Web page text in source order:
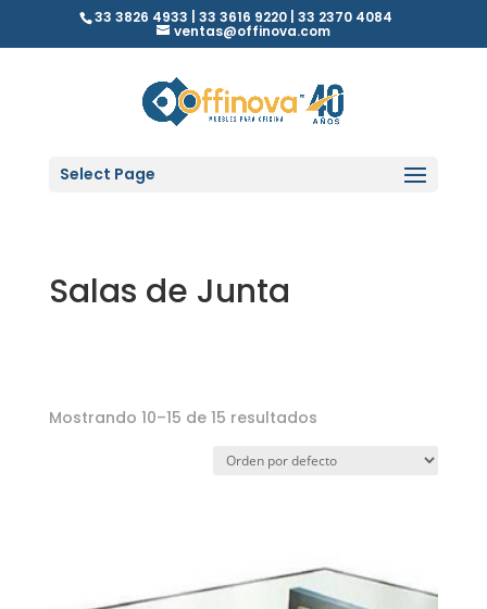
33 3826 4933 | 33 3616 9220 | 33 2370 4084
ventas@offinova.com
Select Page
Salas de Junta
Mostrando 10–15 de 15 resultados